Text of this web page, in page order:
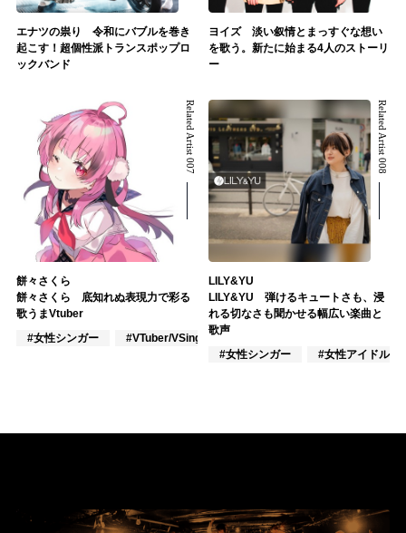
エナツの祟り 令和にバブルを巻き
起こす！超個性派トランスポップロ
ックバンド
ヨイズ 淡い叙情とまっすぐな想い
を歌う。新たに始まる4人のストーリ
ー
Related Artist 007
餅々さくら
餅々さくら 底知れぬ表現力で彩る
歌うまVtuber
#女性シンガー
#VTuber/VSinger
Related Artist 008
LILY&YU
LILY&YU 弾けるキュートさも、浸
れる切なさも聞かせる幅広い楽曲と
歌声
#女性シンガー
#女性アイドル